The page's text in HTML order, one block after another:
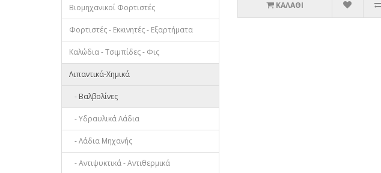
Βιομηχανικοί Φορτιστές
Φορτιστές - Εκκινητές - Εξαρτήματα
Καλώδια - Τσιμπίδες - Φις
Λιπαντικά-Χημικά
- Βαλβολίνες
- Υδραυλικά Λάδια
- Λάδια Μηχανής
- Αντιψυκτικά - Αντιθερμικά
ΚΑΛΆΘΙ